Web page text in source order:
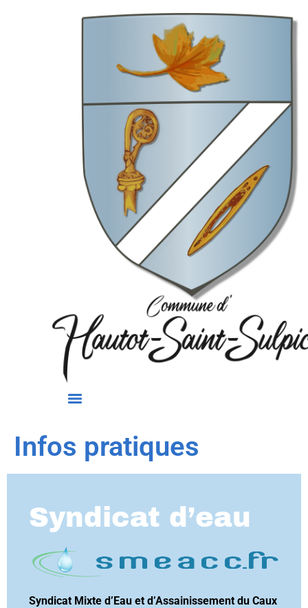
Infos pratiques
Syndicat d’eau
Syndicat Mixte d’Eau et d’Assainissement du Caux